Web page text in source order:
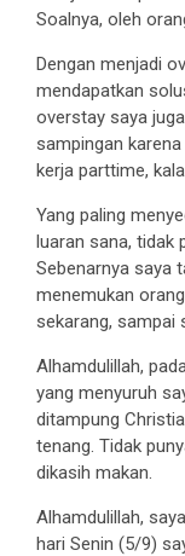
Soalnya, oleh
Dengan menjadi
mendapatkan
overstay saya
sampingan
kerja parttime,
Yang paling
luaran sana, tidak
Sebenarnya saya
menemukan
sekarang, sampai
Alhamdulillah,
yang menyuruh
ditampung
tenang. Tidak
dikasih makan.
Alhamdulillah,
hari Senin (5/9)